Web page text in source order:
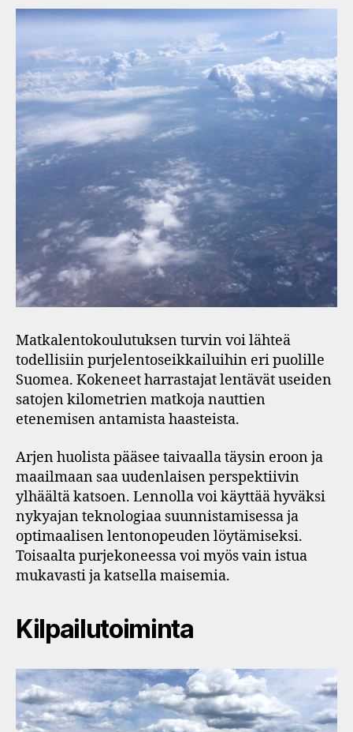
Matkalentokoulutuksen turvin voi lähteä
todellisiin purjelentoseikkailuihin eri puolille
Suomea. Kokeneet harrastajat lentävät useiden
satojen kilometrien matkoja nauttien
etenemisen antamista haasteista.
Arjen huolista pääsee taivaalla täysin eroon ja
maailmaan saa uudenlaisen perspektiivin
ylhäältä katsoen. Lennolla voi käyttää hyväksi
nykyajan teknologiaa suunnistamisessa ja
optimaalisen lentonopeuden löytämiseksi.
Toisaalta purjekoneessa voi myös vain istua
mukavasti ja katsella maisemia.
Kilpailutoiminta